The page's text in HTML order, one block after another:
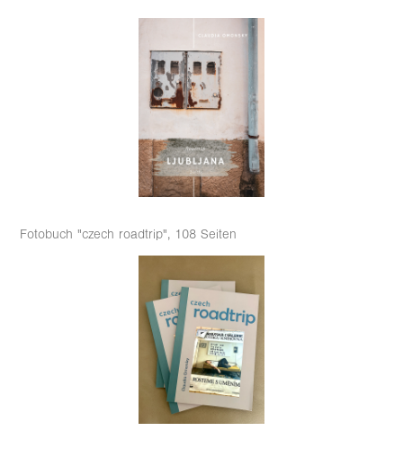
Fotobuch "czech roadtrip", 108 Seiten